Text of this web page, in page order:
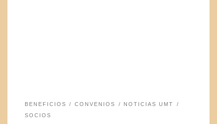
BENEFICIOS CONVENIOS
NOTICIAS UMT
SOCIOS